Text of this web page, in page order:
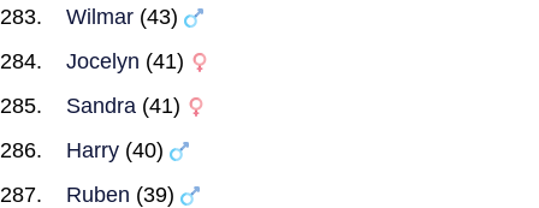
Wilmar (43)
Jocelyn (41)
Sandra (41)
Harry (40)
Ruben (39)